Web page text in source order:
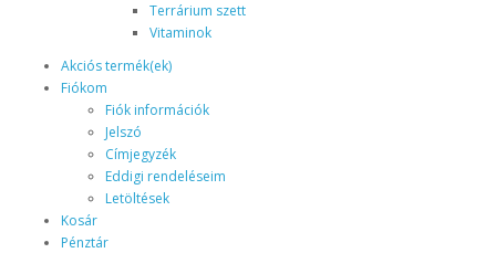
Terrárium szett
Vitaminok
Akciós termék(ek)
Fiókom
Fiók információk
Jelszó
Címjegyzék
Eddigi rendeléseim
Letöltések
Kosár
Pénztár